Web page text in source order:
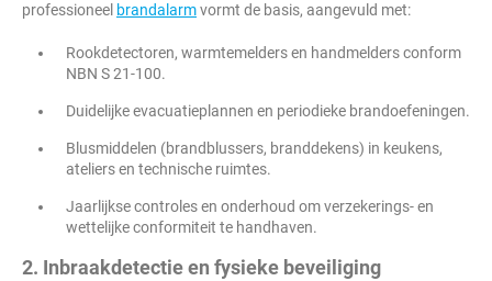
professioneel brandalarmvormt de basis, aangevuld met:
Rookdetectoren, warmtemelders en handmelders conform
NBN S 21-100.
Duidelijke evacuatieplannen en periodieke brandoefeningen.
Blusmiddelen (brandblussers, branddekens) in keukens,
ateliers en technische ruimtes.
Jaarlijkse controles en onderhoud om verzekerings- en
wettelijke conformiteit te handhaven.
2. Inbraakdetectie en fysieke beveiliging